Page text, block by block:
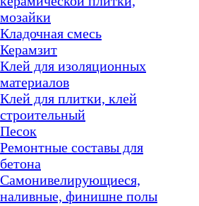
мозайки
Кладочная смесь
Керамзит
Клей для изоляционных
материалов
Клей для плитки, клей
строительный
Песок
Ремонтные составы для
бетона
Самонивелирующиеся,
наливные, финишне полы